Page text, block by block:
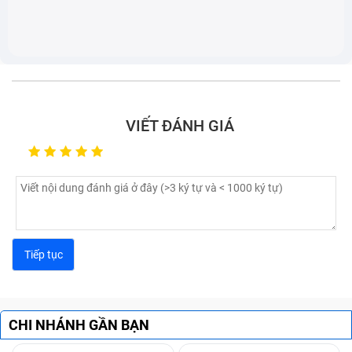
Điện thoại không vào pin có thể là do sạc điện thoại đã
bị hỏng
Các nguyên nhân dẫn tới sạc Adapter
Điện Thoại Cục Acer Aspire 3 A315-54-
57Pj (đã bao gồm công) bị hỏng
Sau khi tìm hiểu rõ các dấu hiệu nhận biết sạc bị hỏng,
trạng này:
Đầu tiên có thể kể tới do bạn sử dụng sạc Adapter
VIẾT ĐÁNH GIÁ
CHI NHÁNH GẦN BẠN